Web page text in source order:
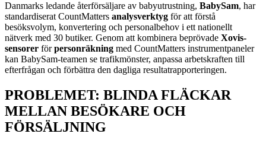
Danmarks ledande återförsäljare av babyutrustning, BabySam, har
standardiserat CountMatters analysverktyg för att förstå
besöksvolym, konvertering och personalbehov i ett nationellt
nätverk med 30 butiker. Genom att kombinera beprövade Xovis-
sensorer förpersonräkning med CountMatters instrumentpaneler
kan BabySam-teamen se trafikmönster, anpassa arbetskraften till
efterfrågan och förbättra den dagliga resultatrapporteringen.
PROBLEMET: BLINDA FLÄCKAR
MELLAN BESÖKARE OCH
FÖRSÄLJNING